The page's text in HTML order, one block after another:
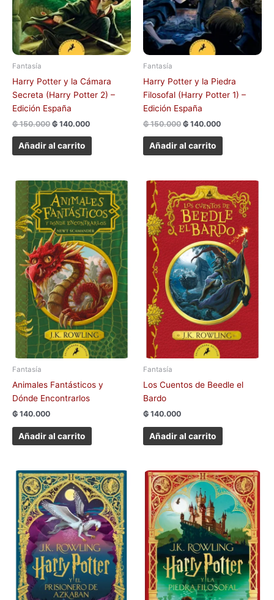
Fantasía
Harry Potter y la Cámara
Secreta (Harry Potter 2) –
Edición España
₲150.000 ₲ 140.000
Añadir al carrito
Fantasía
Harry Potter y la Piedra
Filosofal (Harry Potter 1) –
Edición España
₲150.000 ₲ 140.000
Añadir al carrito
Fantasía
Animales Fantásticos y
Dónde Encontrarlos
₲ 140.000
Añadir al carrito
Fantasía
Los Cuentos de Beedle el
Bardo
₲ 140.000
Añadir al carrito